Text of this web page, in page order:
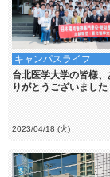
キャンパスライフ
台北医学大学の皆様、
りがとうございました
2023/04/18 (火)